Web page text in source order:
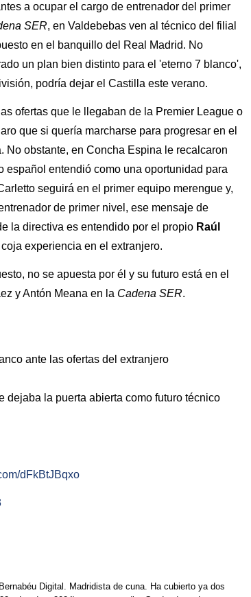
a ocupar el cargo de entrenador del primer
SER, en Valdebebas ven al técnico del filial
en el banquillo del Real Madrid. No
un plan bien distinto para el 'eterno 7 blanco',
podría dejar el Castilla este verano.
ofertas que le llegaban de la Premier League o
que si quería marcharse para progresar en el
No obstante, en Concha Espina le recalcaron
entendió como una oportunidad para
seguirá en el primer equipo merengue y,
de primer nivel, ese mensaje de
la directiva es entendido por el propio Raúl
experiencia en el extranjero.
no se apuesta por él y su futuro está en el
y Antón Meana en la Cadena SER.
ante las ofertas del extranjero
dejaba la puerta abierta como futuro técnico
dFkBtJBqxo
Digital. Madridista de cuna. Ha cubierto ya dos